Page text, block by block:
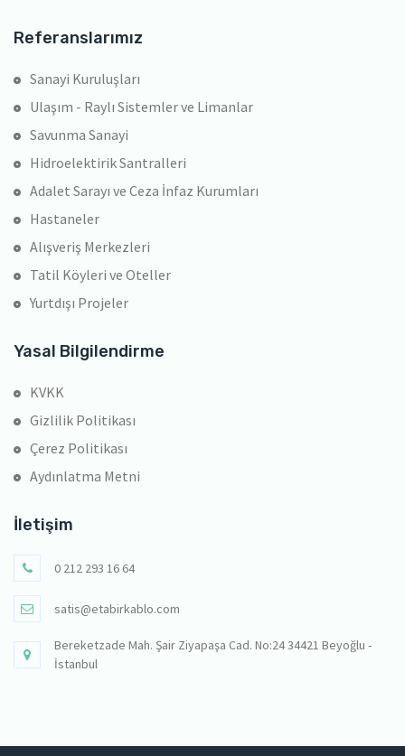
Referanslarımız
Sanayi Kuruluşları
Ulaşım - Raylı Sistemler ve Limanlar
Savunma Sanayi
Hidroelektirik Santralleri
Adalet Sarayı ve Ceza İnfaz Kurumları
Hastaneler
Alışveriş Merkezleri
Tatil Köyleri ve Oteller
Yurtdışı Projeler
Yasal Bilgilendirme
KVKK
Gizlilik Politikası
Çerez Politikası
Aydınlatma Metni
İletişim
0 212 293 16 64
satis@etabirkablo.com
Bereketzade Mah. Şair Ziyapaşa Cad. No:24 34421 Beyoğlu -
İstanbul